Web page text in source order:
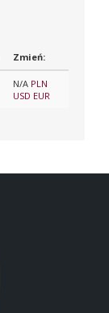
Zmień:
N/A PLN
USD EUR